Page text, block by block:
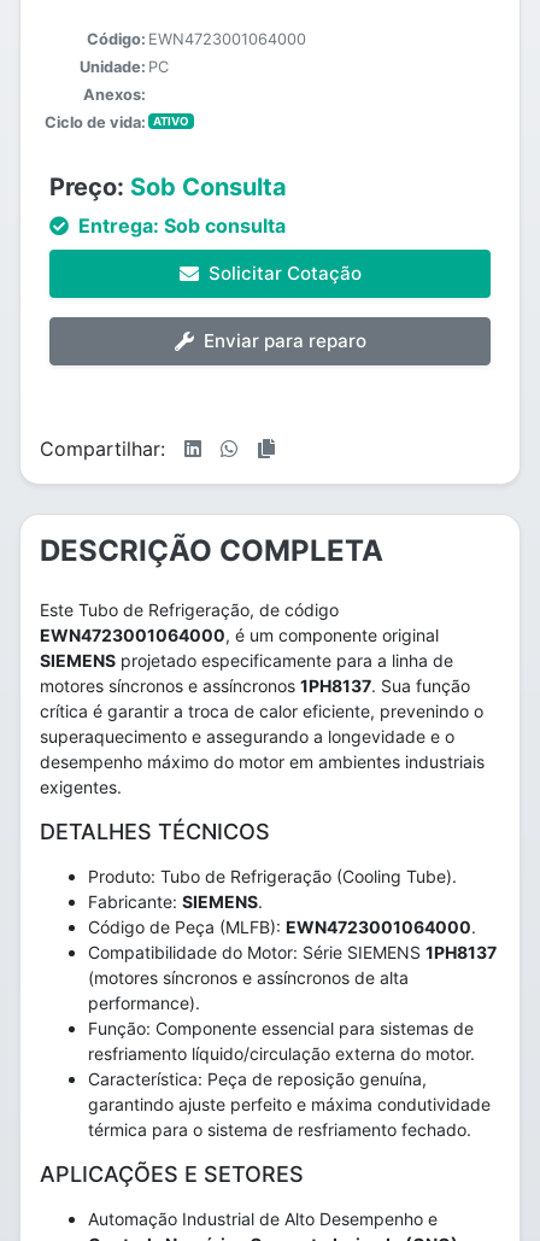
Código: EWN4723001064000
Unidade: PC
Anexos:
Ciclo de vida:
ATIVO
Preço: Sob Consulta
Entrega: Sob consulta
Solicitar Cotação
Enviar para reparo
Compartilhar:
DESCRIÇÃO COMPLETA
Este Tubo de Refrigeração, de código
EWN4723001064000, é um componente original
SIEMENS projetado especificamente para a linha de
motores síncronos e assíncronos 1PH8137. Sua função
crítica é garantir a troca de calor eficiente, prevenindo o
superaquecimento e assegurando a longevidade e o
desempenho máximo do motor em ambientes industriais
exigentes.
DETALHES TÉCNICOS
Produto: Tubo de Refrigeração (Cooling Tube).
Fabricante: SIEMENS.
Código de Peça (MLFB): EWN4723001064000.
Compatibilidade do Motor: Série SIEMENS 1PH8137
(motores síncronos e assíncronos de alta
performance).
Função: Componente essencial para sistemas de
resfriamento líquido/circulação externa do motor.
Característica: Peça de reposição genuína,
garantindo ajuste perfeito e máxima condutividade
térmica para o sistema de resfriamento fechado.
APLICAÇÕES E SETORES
Automação Industrial de Alto Desempenho e